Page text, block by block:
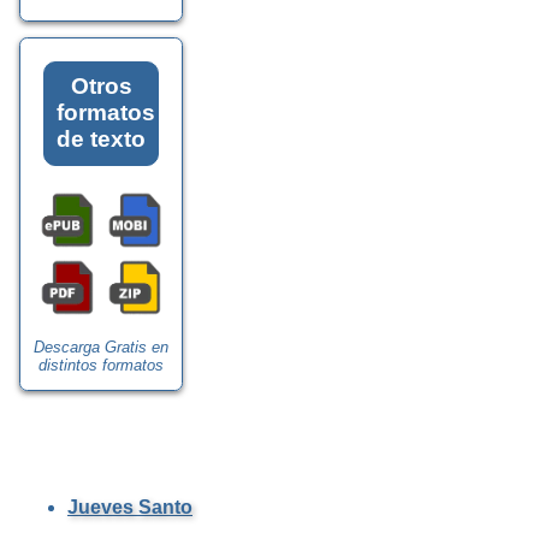
Otros
formatos
de texto
Descarga Gratis en
distintos formatos
Jueves Santo